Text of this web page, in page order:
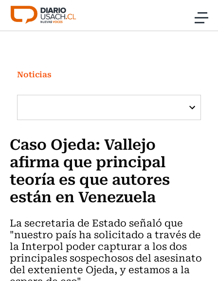
Click acá para ir directamente al contenido
Investigación
Cultura
Programas Radio y TV Usach
Noticias
Caso Ojeda: Vallejo
afirma que principal
teoría es que autores
están en Venezuela
La secretaria de Estado señaló que
"nuestro país ha solicitado a través de
la Interpol poder capturar a los dos
principales sospechosos del asesinato
del exteniente Ojeda, y estamos a la